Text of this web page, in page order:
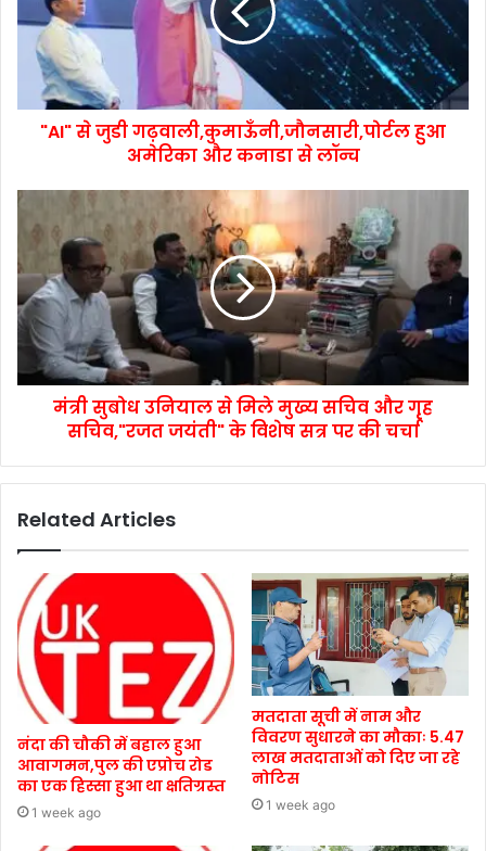
"AI" से जुडी गढ़वाली,कुमाऊँनी,जौनसारी,पोर्टल हुआ
अमेरिका और कनाडा से लॉन्च
मंत्री सुबोध उनियाल से मिले मुख्य सचिव और गृह
सचिव,"रजत जयंती" के विशेष सत्र पर की चर्चा
Related Articles
नंदा की चौकी में बहाल हुआ
आवागमन,पुल की एप्रोच रोड
का एक हिस्सा हुआ था क्षतिग्रस्त
1 week ago
मतदाता सूची में नाम और
विवरण सुधारने का मौकाः 5.47
लाख मतदाताओं को दिए जा रहे
नोटिस
1 week ago